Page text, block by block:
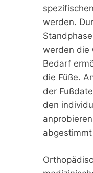
werden.
werden die
Bedarf
die Füße.
der
den